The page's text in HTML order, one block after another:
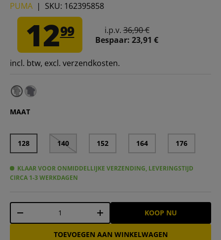
PUMA | SKU: 162395858
1299 i.p.v.36,90 €
Bespaar: 23,91 €
incl. btw, excl. verzendkosten.
MAAT
128 140 152 164 176
KLAAR VOOR ONMIDDELLIJKE VERZENDING, LEVERINGSTIJD
CIRCA 1-3 WERKDAGEN
Aantal
-
+ KOOP NU
TOEVOEGEN AAN WINKELWAGEN